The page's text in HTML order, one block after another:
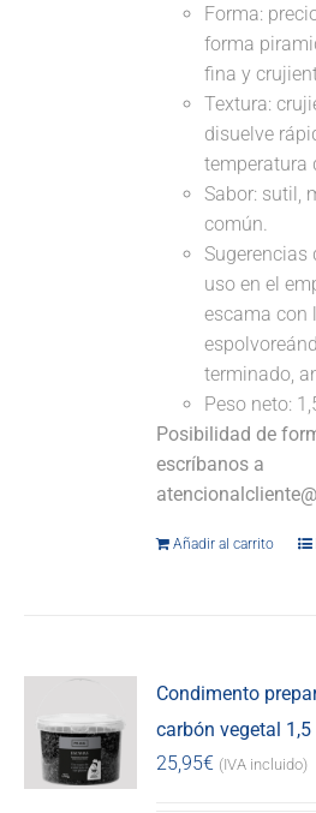
Forma:
forma
fina y
Textura:
disuelve
temperatura
Sabor: sutil,
común.
Sugerencias
uso en el
escama con
terminado,
Peso neto:
Posibilidad de
escríbanos a
Añadir al carrito
Condimento
carbón vegetal 1,5
25,95€ (IVA incluido)